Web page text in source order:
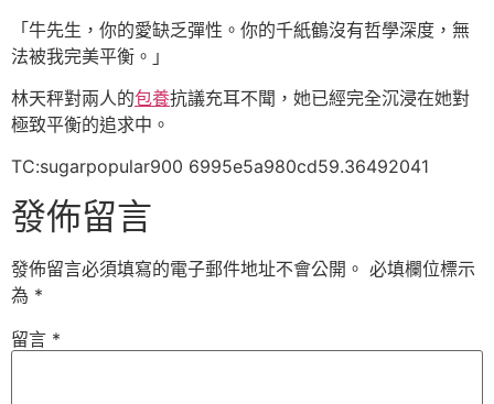
「牛先生，你的愛缺乏彈性。你的千紙鶴沒有哲學深度，無
法被我完美平衡。」
林天秤對兩人的包養抗議充耳不聞，她已經完全沉浸在她對
極致平衡的追求中。
TC:sugarpopular900 6995e5a980cd59.36492041
發佈留言
發佈留言必須填寫的電子郵件地址不會公開。 必填欄位標示
為 *
留言 *